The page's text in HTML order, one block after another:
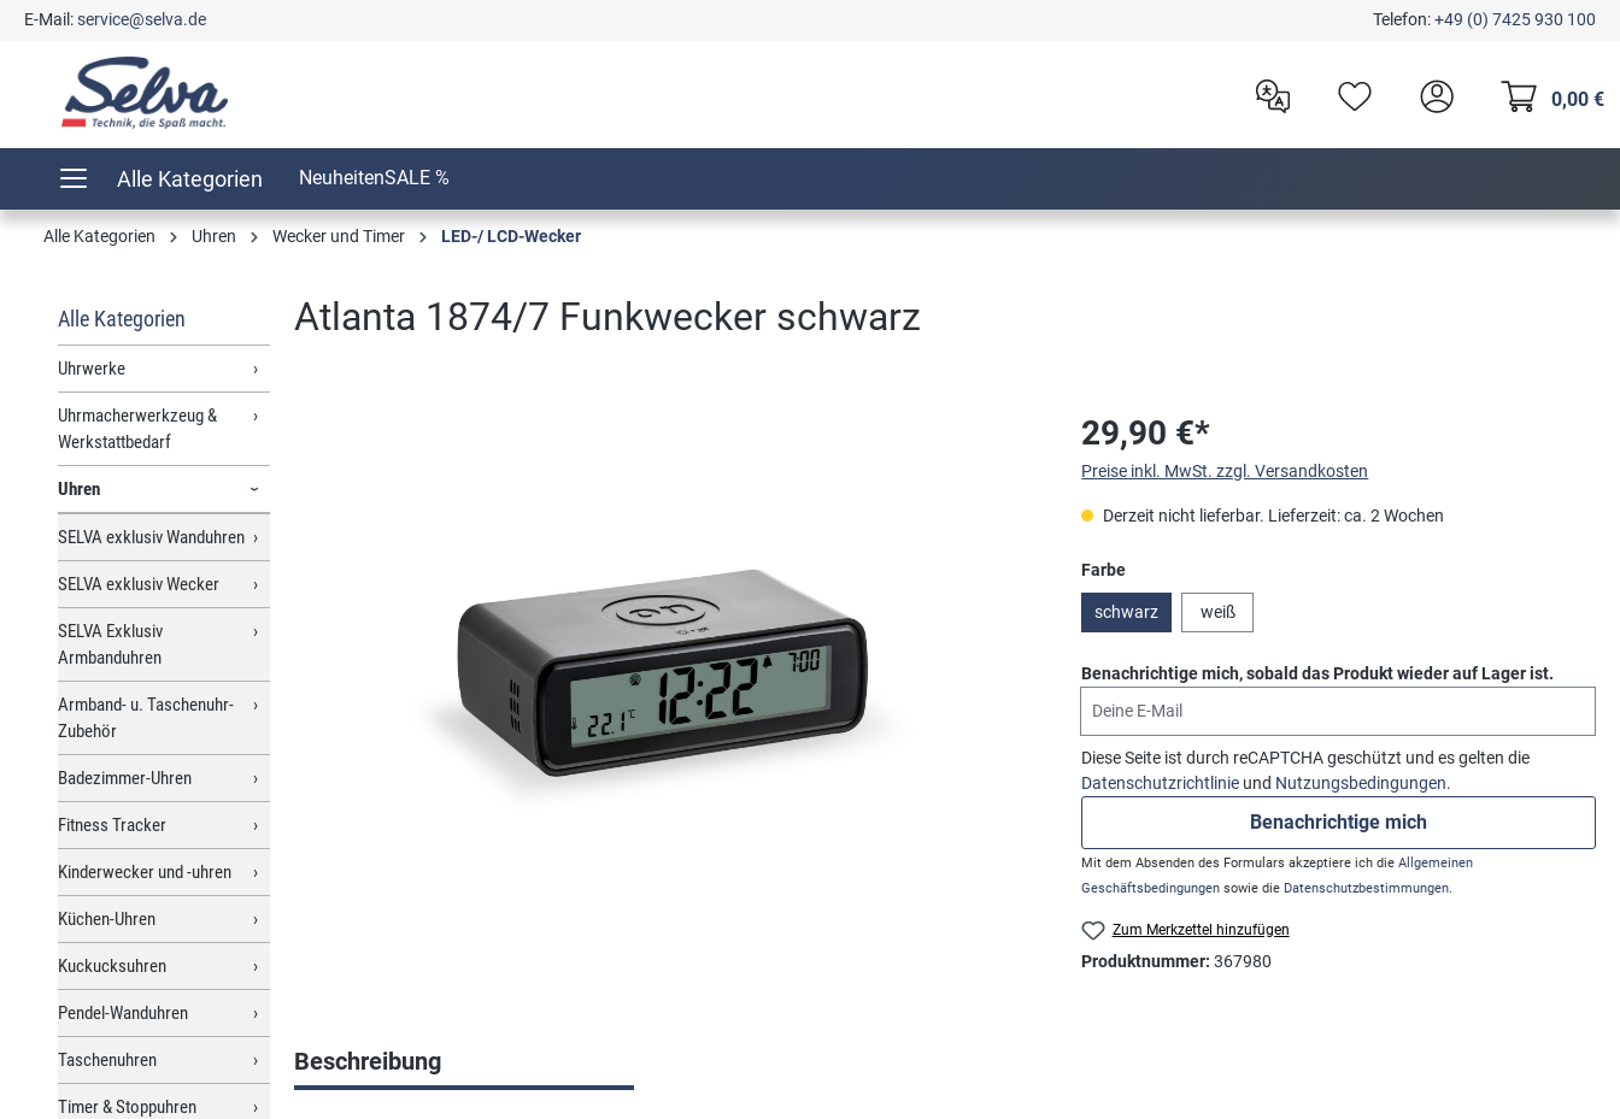
Zur Hauptnavigation springen
E-Mail:service@selva.de Telefon:+49 (0) 7425 930 100
0,00 €
Alle Kategorien NeuheitenSALE %
Alle Kategorien Uhren Wecker und Timer LED-/ LCD-Wecker
Alle Kategorien
Uhrwerke
Uhrmacherwerkzeug &
Werkstattbedarf
Uhren
SELVA exklusiv Wanduhren
SELVA exklusiv Wecker
SELVA Exklusiv
Armbanduhren
Armband- u. Taschenuhr-
Zubehör
Badezimmer-Uhren
Fitness Tracker
Kinderwecker und -uhren
Küchen-Uhren
Kuckucksuhren
Pendel-Wanduhren
Taschenuhren
Timer & Stoppuhren
Atlanta 1874/7 Funkwecker schwarz
29,90 €*
Preise inkl. MwSt. zzgl. Versandkosten
Derzeit nicht lieferbar. Lieferzeit: ca. 2 Wochen
Farbeauswählen
schwarz weiß
Benachrichtige mich, sobald das Produkt wieder auf Lager ist.
Diese Seite ist durch reCAPTCHA geschützt und es gelten die
Datenschutzrichtlinie und Nutzungsbedingungen.
Benachrichtige mich
Mit dem Absenden des Formulars akzeptiere ich dieAllgemeinen
Geschäftsbedingungen sowie die Datenschutzbestimmungen
Zum Merkzettel hinzufügen
Produktnummer:367980
Beschreibung